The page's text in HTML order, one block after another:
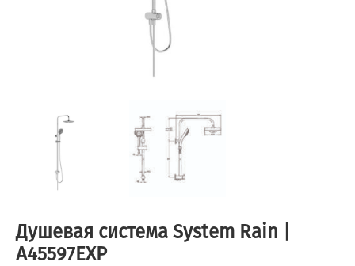
Душевая система System Rain |
A45597EXP